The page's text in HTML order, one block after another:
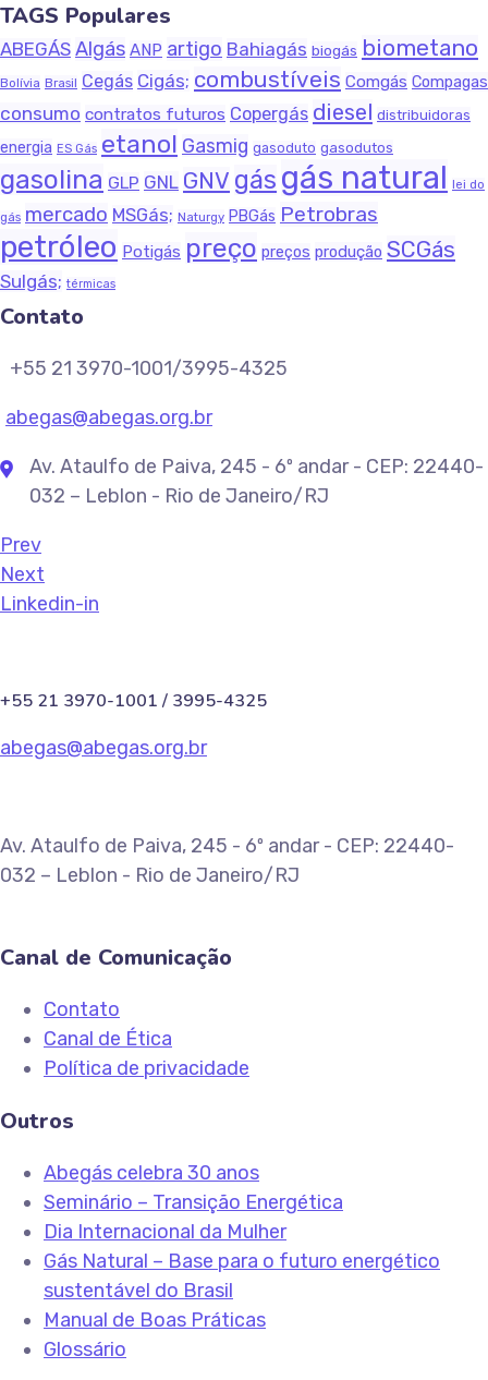
TAGS Populares
ABEGÁS Algás ANP artigo Bahiagás biogás biometano
Bolívia Brasil Cegás Cigás; combustíveis Comgás Compagas
consumo contratos futuros Copergás diesel distribuidoras
energia ES Gás etanol Gasmig gasoduto gasodutos
gasolina GLP GNL GNV gás gás natural lei do
gás mercado MSGás; Naturgy PBGás Petrobras
petróleo Potigás preço preços produção SCGás
Sulgás; térmicas
Contato
+55 21 3970-1001/3995-4325
abegas@abegas.org.br
Av. Ataulfo de Paiva, 245 - 6º andar - CEP: 22440-
032 – Leblon - Rio de Janeiro/RJ
Prev
Next
Linkedin-in
+55 21 3970-1001 / 3995-4325
abegas@abegas.org.br
Av. Ataulfo de Paiva, 245 - 6º andar - CEP: 22440-
032 – Leblon - Rio de Janeiro/RJ
Canal de Comunicação
Contato
Canal de Ética
Política de privacidade
Outros
Abegás celebra 30 anos
Seminário – Transição Energética
Dia Internacional da Mulher
Gás Natural – Base para o futuro energético
sustentável do Brasil
Manual de Boas Práticas
Glossário